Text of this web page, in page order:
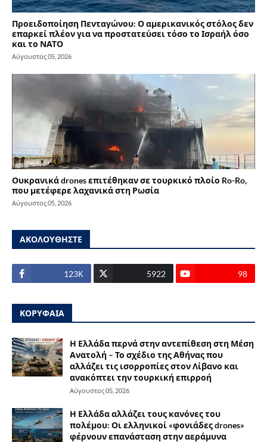
Προειδοποίηση Πενταγώνου: Ο αμερικανικός στόλος δεν
επαρκεί πλέον για να προστατεύσει τόσο το Ισραήλ όσο
και το ΝΑΤΟ
Αύγουστος 05, 2026
Ουκρανικά drones επιτέθηκαν σε τουρκικό πλοίο Ro-Ro,
που μετέφερε λαχανικά στη Ρωσία
Αύγουστος 05, 2026
ΑΚΟΛΟΥΘΗΣΤΕ
123Κ 5922 98
ΚΟΡΥΦΑΙΑ
Η Ελλάδα περνά στην αντεπίθεση στη Μέση
Ανατολή – Το σχέδιο της Αθήνας που
αλλάζει τις ισορροπίες στον Λίβανο και
ανακόπτει την τουρκική επιρροή
Αύγουστος 05, 2026
Η Ελλάδα αλλάζει τους κανόνες του
πολέμου: Οι ελληνικοί «φονιάδες drones»
φέρνουν επανάσταση στην αεράμυνα